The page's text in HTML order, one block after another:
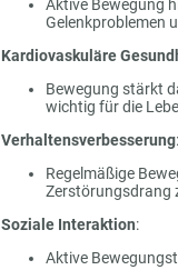
Aktive Bewegung
Gelenkproblemen
Kardiovaskuläre
Bewegung stärkt
wichtig für die
Verhaltensverbesserung:
Regelmäßige
Zerstörungsdrang
Soziale Interaktion:
Aktive